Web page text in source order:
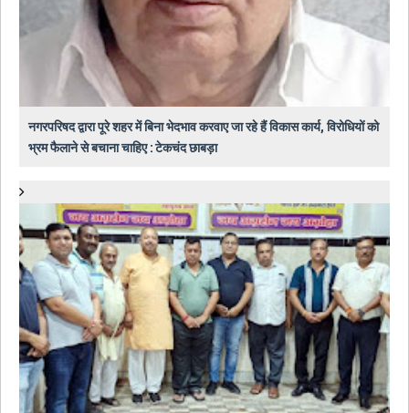
नगरपरिषद द्वारा पूरे शहर में बिना भेदभाव करवाए जा रहे हैं विकास कार्य, विरोधियों को
भ्रम फैलाने से बचाना चाहिए : टेकचंद छाबड़ा